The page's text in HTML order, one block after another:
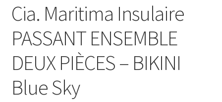
Luxury Lingerie
Femme
Homme
Maillot de bain Femme
Cia. Maritima Insulaire
PASSANT ENSEMBLE
DEUX PIÈCES – BIKINI
Blue Sky